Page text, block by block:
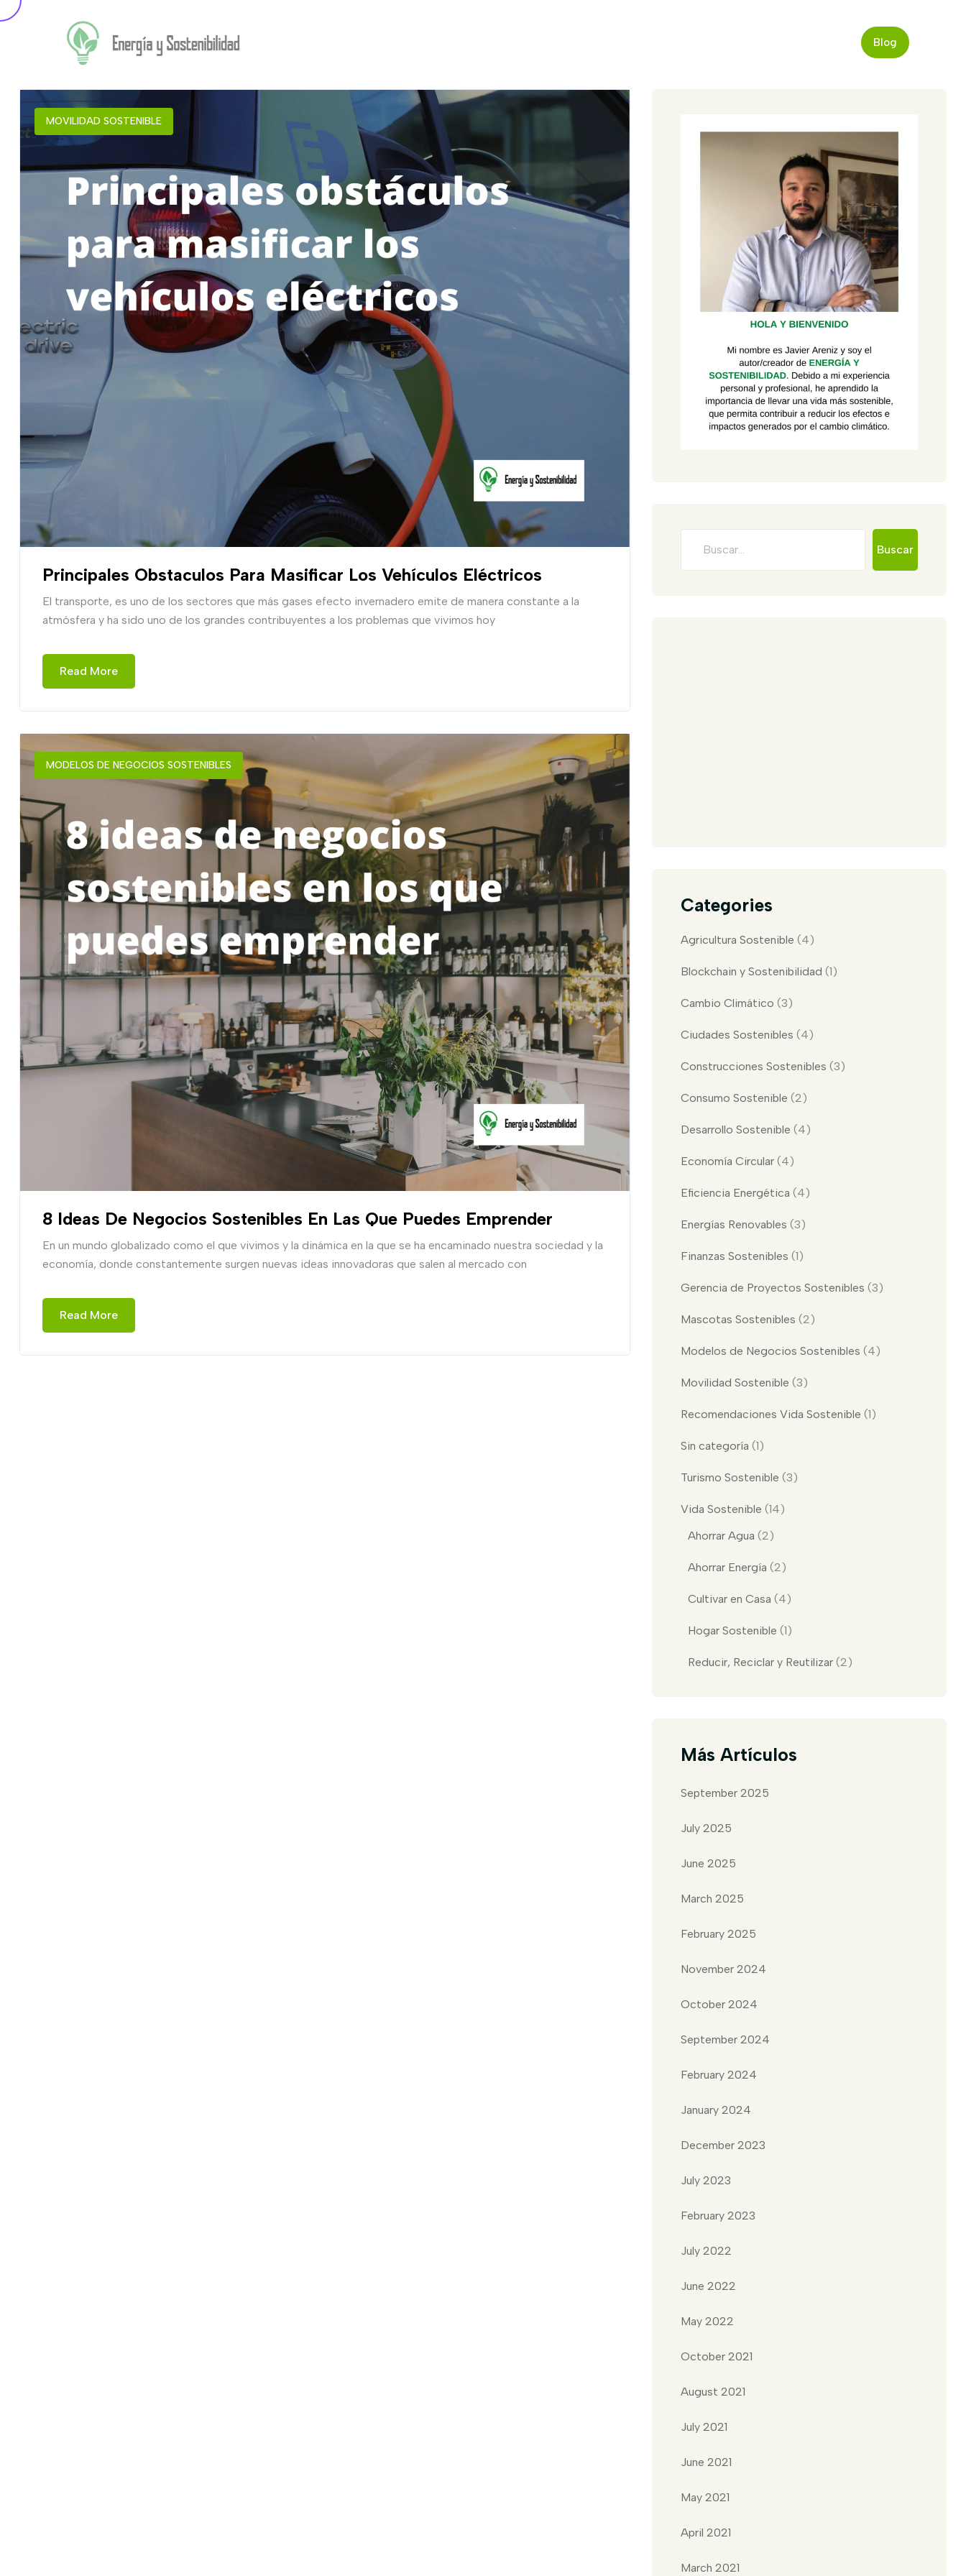
Blog
MOVILIDAD SOSTENIBLE
Principales Obstaculos Para Masificar Los Vehículos Eléctricos
El transporte, es uno de los sectores que más gases efecto invernadero emite de manera constante a la
atmósfera y ha sido uno de los grandes contribuyentes a los problemas que vivimos hoy
Read More
MODELOS DE NEGOCIOS SOSTENIBLES
8 Ideas De Negocios Sostenibles En Las Que Puedes Emprender
En un mundo globalizado como el que vivimos y la dinámica en la que se ha encaminado nuestra sociedad y la
economía, donde constantemente surgen nuevas ideas innovadoras que salen al mercado con
Read More
Buscar
Categories
Agricultura Sostenible (4)
Blockchain y Sostenibilidad (1)
Cambio Climático (3)
Ciudades Sostenibles (4)
Construcciones Sostenibles (3)
Consumo Sostenible (2)
Desarrollo Sostenible (4)
Economía Circular (4)
Eficiencia Energética (4)
Energías Renovables (3)
Finanzas Sostenibles (1)
Gerencia de Proyectos Sostenibles (3)
Mascotas Sostenibles (2)
Modelos de Negocios Sostenibles (4)
Movilidad Sostenible (3)
Recomendaciones Vida Sostenible (1)
Sin categoría (1)
Turismo Sostenible (3)
Vida Sostenible (14)
Ahorrar Agua (2)
Ahorrar Energía (2)
Cultivar en Casa (4)
Hogar Sostenible (1)
Reducir, Reciclar y Reutilizar (2)
Más Artículos
September 2025
July 2025
June 2025
March 2025
February 2025
November 2024
October 2024
September 2024
February 2024
January 2024
December 2023
July 2023
February 2023
July 2022
June 2022
May 2022
October 2021
August 2021
July 2021
June 2021
May 2021
April 2021
March 2021